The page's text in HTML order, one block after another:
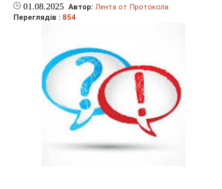
01.08.2025 Автор: Лента от Протокола
Переглядів : 854